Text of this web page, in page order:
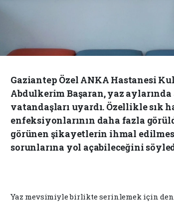
Gaziantep Özel ANKA Hastanesi
Abdulkerim Başaran, yaz
vatandaşları uyardı. Özellikle sık
enfeksiyonlarının daha fazla
görünen şikayetlerin ihmal
sorunlarına yol açabileceğini
Yaz mevsimiyle birlikte serinlemek için